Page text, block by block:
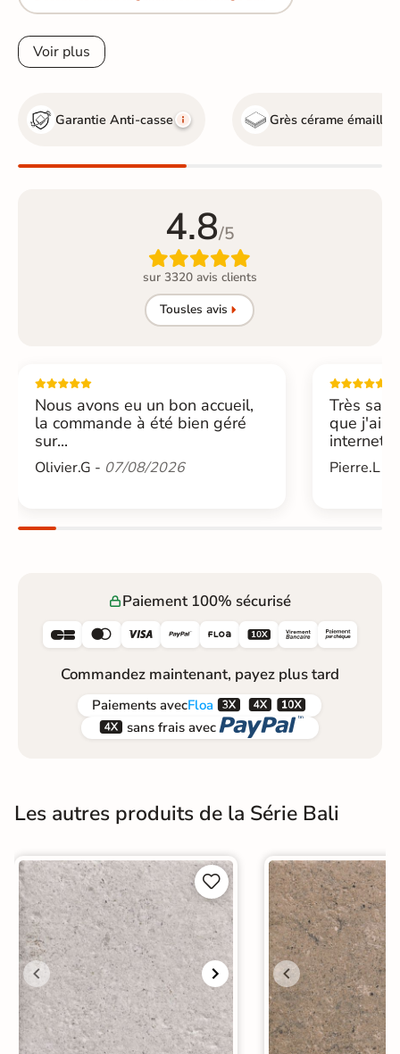
Voir plus
Garantie Anti-casse Grès cérame émaillé
4.8/5

sur 3320 avis clients
Tousles avis
Nous avons eu un bon accueil,
la commande à été bien géré
sur...
Olivier.G - 07/08/2026
Très
que j'ai
internet....
Pierre.L -
Paiement 100% sécurisé
     
Commandez maintenant, payez plus tard
Paiements avecFloa  
 sans frais avec 
Les autres produits de la Série Bali

